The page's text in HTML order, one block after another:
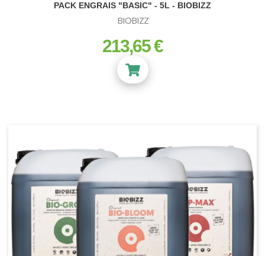
PACK ENGRAIS "BASIC" - 5L - BIOBIZZ
BIOBIZZ
prix
213,65 €